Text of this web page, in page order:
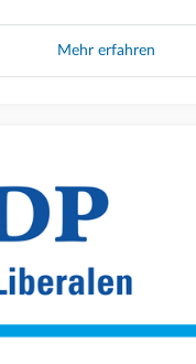
Mehr erfahren